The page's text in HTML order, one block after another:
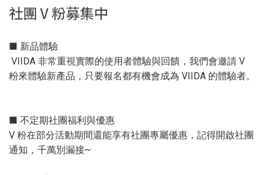
社團 V 粉募集中
■ 新品體驗
VIIDA 非常重視實際的使用者體驗與回饋，我們會邀請 V
粉來體驗新產品，只要報名都有機會成為 VIIDA 的體驗者。
■ 不定期社團福利與優惠
V 粉在部分活動期間還能享有社團專屬優惠，記得開啟社團
通知，千萬別漏接~